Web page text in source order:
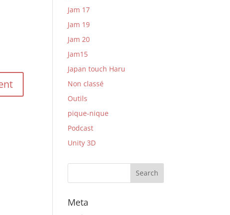
Jam 17
Jam 19
Jam 20
Jam15
Japan touch Haru
Non classé
Outils
pique-nique
Podcast
Unity 3D
Meta